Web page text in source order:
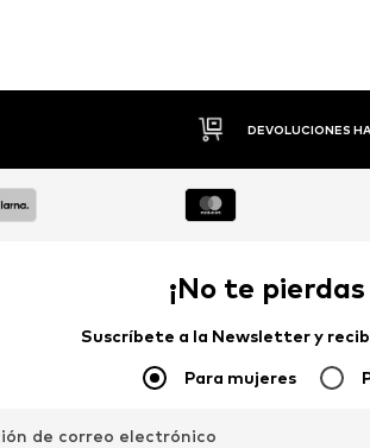
PAGO
¡No te
Suscríbete a la Newsletter y
Para mujeres
de correo electrónico